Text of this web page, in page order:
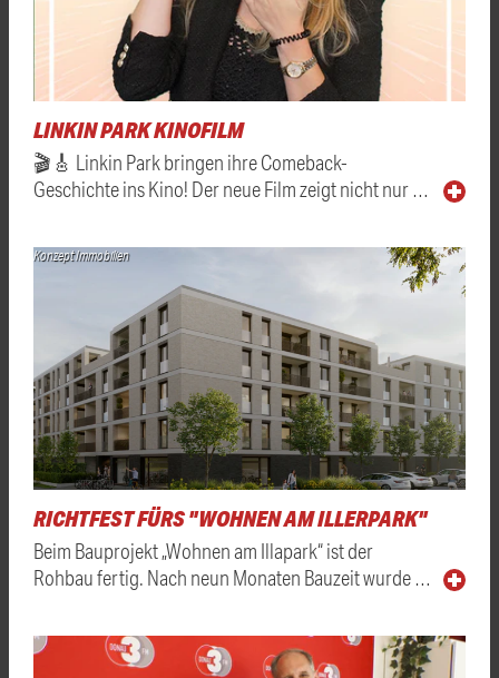
LINKIN PARK KINOFILM
🎬🎸 Linkin Park bringen ihre Comeback-
Geschichte ins Kino! Der neue Film zeigt nicht nur …
Konzept Immobilien
RICHTFEST FÜRS "WOHNEN AM ILLERPARK"
Beim Bauprojekt „Wohnen am Illapark“ ist der
Rohbau fertig. Nach neun Monaten Bauzeit wurde …